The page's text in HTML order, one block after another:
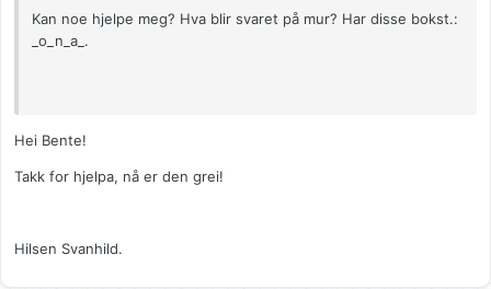
Kan noe hjelpe meg? Hva blir svaret på mur? Har disse bokst.:
_o_n_a_.
Hei Bente!
Takk for hjelpa, nå er den grei!
Hilsen Svanhild.